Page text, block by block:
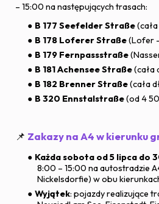
– 15:00 na następujących trasach:
B 177 Seefelder Straße
B 178 Loferer Straße(Lofer
B 179 Fernpassstraße
B 181 Achensee Straße(cała
B 182 Brenner Straße(cała
B 320 Ennstalstraße(od 4
📌 Zakazy na A4 w kierunku
Każda sobota od 5 lipca do
8:00 – 15:00 na autostradzie
Nickelsdorfie) w obu
Wyjątek: pojazdy realizujące